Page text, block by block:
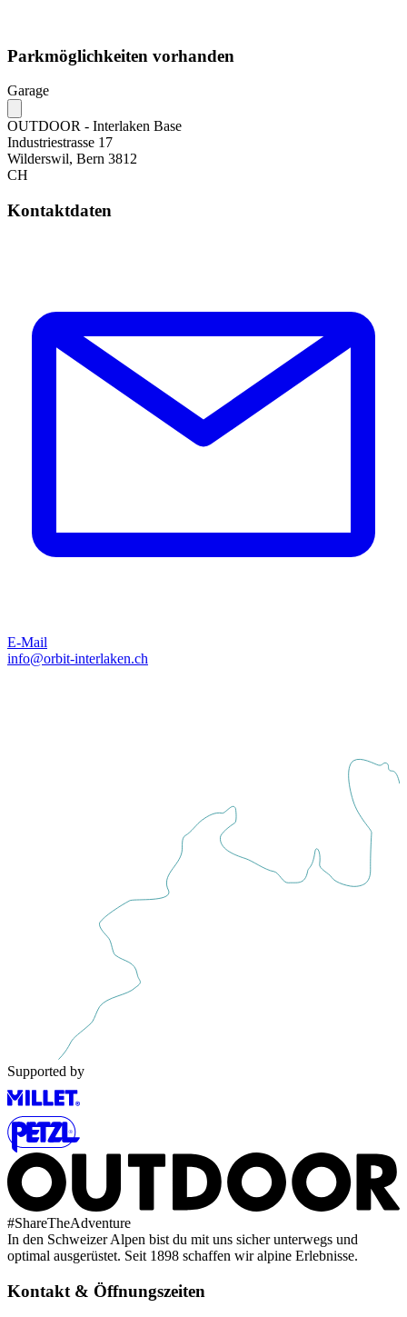
Parkmöglichkeiten vorhanden
Garage
OUTDOOR - Interlaken Base
Industriestrasse 17
Wilderswil, Bern 3812
CH
Kontaktdaten
E-Mail
info@orbit-interlaken.ch
Supported by
#ShareTheAdventure
In den Schweizer Alpen bist du mit uns sicher unterwegs und
optimal ausgerüstet. Seit 1898 schaffen wir alpine Erlebnisse.
Kontakt & Öffnungszeiten